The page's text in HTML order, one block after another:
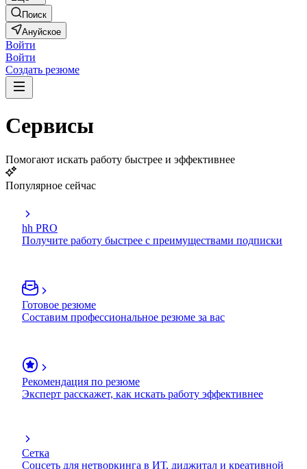
Поиск
Ануйское
Войти
Войти
Создать резюме
Сервисы
Помогают искать работу быстрее и эффективнее
Популярное сейчас
hh PRO
Получите работу быстрее с преимуществами подписки
Готовое резюме
Составим профессиональное резюме за вас
Рекомендация по резюме
Эксперт расскажет, как искать работу эффективнее
Сетка
Соцсеть для нетворкинга в ИТ, диджитал и креативной